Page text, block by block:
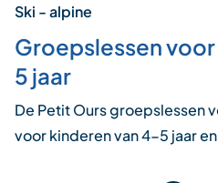
Ski - alpine
Groepslessen
5 jaar
De Petit Ours groepslessen
voor kinderen van 4-5 jaar